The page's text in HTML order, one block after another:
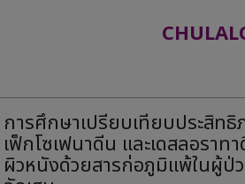
การศึกษาเปรียบเทียบประสิทธิ
เฟ็กโซเฟนาดีน และเดสลอรา
ผิวหนังด้วยสารก่อภูมิแพ้ในผู้ป่